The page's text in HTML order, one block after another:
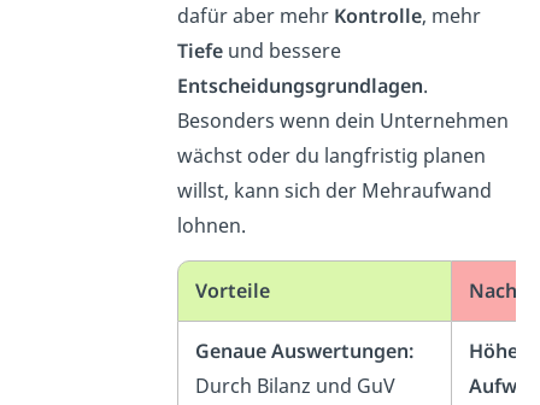
dafür aber mehr Kontrolle, mehr
Tiefe und bessere
Entscheidungsgrundlagen.
Besonders wenn dein Unternehmen
wächst oder du langfristig planen
willst, kann sich der Mehraufwand
lohnen.
Vorteile
Genaue Auswertungen:
Durch Bilanz und GuV